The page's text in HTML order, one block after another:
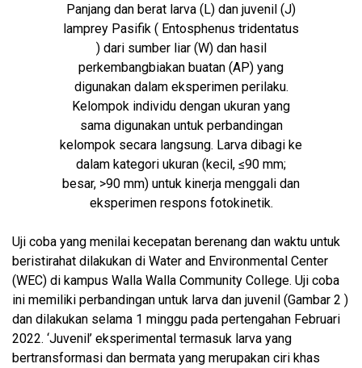
Panjang dan berat larva (L) dan juvenil (J)
lamprey Pasifik ( Entosphenus tridentatus
) dari sumber liar (W) dan hasil
perkembangbiakan buatan (AP) yang
digunakan dalam eksperimen perilaku.
Kelompok individu dengan ukuran yang
sama digunakan untuk perbandingan
kelompok secara langsung. Larva dibagi ke
dalam kategori ukuran (kecil, ≤90 mm;
besar, >90 mm) untuk kinerja menggali dan
eksperimen respons fotokinetik.
Uji coba yang menilai kecepatan berenang dan waktu untuk
beristirahat dilakukan di Water and Environmental Center
(WEC) di kampus Walla Walla Community College. Uji coba
ini memiliki perbandingan untuk larva dan juvenil (Gambar 2 )
dan dilakukan selama 1 minggu pada pertengahan Februari
2022. ‘Juvenil’ eksperimental termasuk larva yang
bertransformasi dan bermata yang merupakan ciri khas